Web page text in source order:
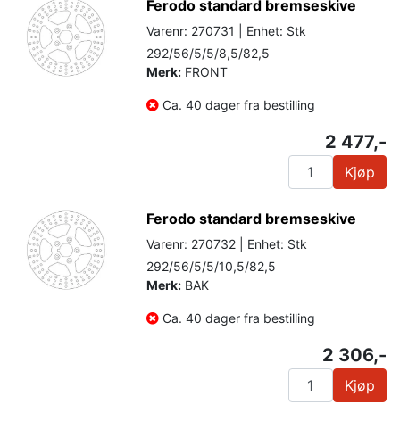
Ferodo standard bremseskive
Varenr: 270731 | Enhet: Stk
292/56/5/5/8,5/82,5
Merk: FRONT
Ca. 40 dager fra bestilling
2 477,-
Kjøp
Ferodo standard bremseskive
Varenr: 270732 | Enhet: Stk
292/56/5/5/10,5/82,5
Merk: BAK
Ca. 40 dager fra bestilling
2 306,-
Kjøp